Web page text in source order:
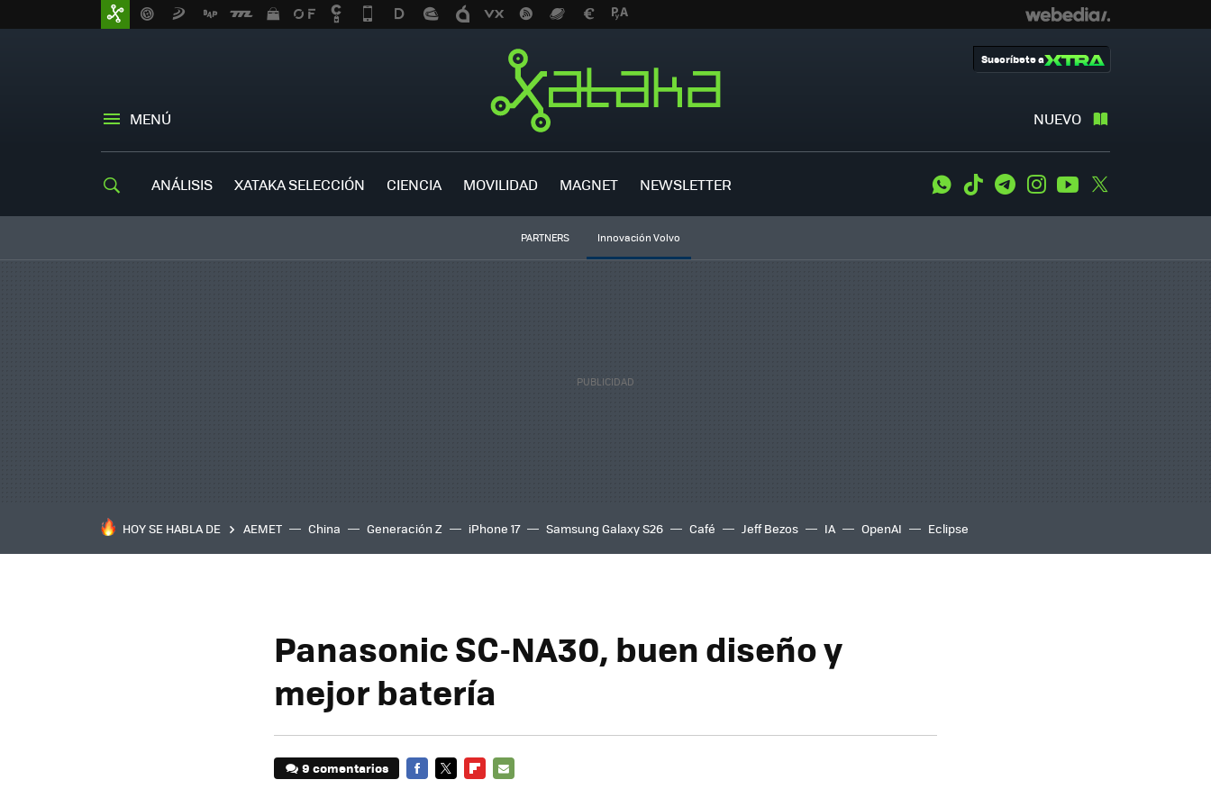
MENÚ NUEVO
Suscríbete a
ANÁLISIS XATAKA SELECCIÓN CIENCIA MOVILIDAD MAGNET NEWSLETTER WhatsApp
Tiktok TelegramInstagramYoutube
PARTNERS Innovación Volvo
HOY SE HABLA DE AEMET China Generación Z iPhone 17 Samsung Galaxy S26 Café Jeff Bezos IA OpenAI Eclipse
Panasonic SC-NA30, buen diseño y
mejor batería
9 comentarios